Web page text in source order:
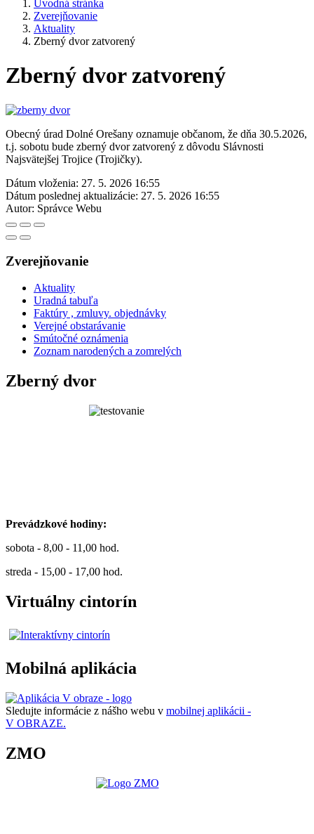
Úvodná stránka
Zverejňovanie
Aktuality
Zberný dvor zatvorený
Zberný dvor zatvorený
Obecný úrad Dolné Orešany oznamuje občanom, že dňa 30.5.2026,
t.j. sobotu bude zberný dvor zatvorený z dôvodu Slávnosti
Najsvätejšej Trojice (Trojičky).
Dátum vloženia: 27. 5. 2026 16:55
Dátum poslednej aktualizácie: 27. 5. 2026 16:55
Autor: Správce Webu
Zverejňovanie
Aktuality
Uradná tabuľa
Faktúry , zmluvy. objednávky
Verejné obstarávanie
Smútočné oznámenia
Zoznam narodených a zomrelých
Zberný dvor
Prevádzkové hodiny:
sobota - 8,00 - 11,00 hod.
streda - 15,00 - 17,00 hod.
Virtuálny cintorín
Mobilná aplikácia
Sledujte informácie z nášho webu v mobilnej aplikácii -
V OBRAZE.
ZMO